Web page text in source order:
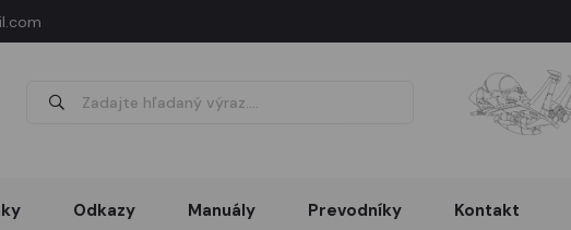
Odkazy Manuály Prevodníky Kontakt